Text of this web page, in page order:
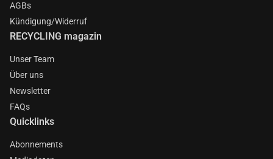
AGBs
Kündigung/Widerruf
RECYCLING magazin
Unser Team
Über uns
Newsletter
FAQs
Quicklinks
Abonnements